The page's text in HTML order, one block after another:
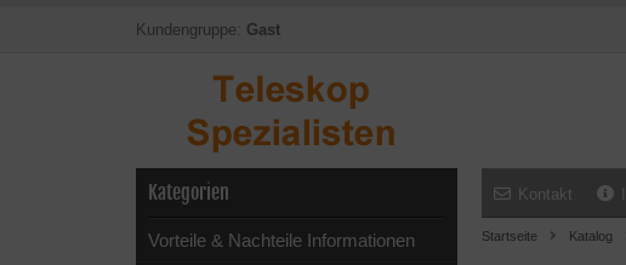
Kundengruppe: Gast
Kontakt
Startseite Katalog
Kategorien
Vorteile & Nachteile Informationen